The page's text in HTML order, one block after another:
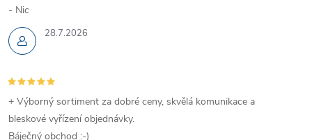
28.7.2026
- Nic
+ Výborný sortiment za dobré ceny, skvělá komunikace a
bleskové vyřízení objednávky.
Báječný obchod :-)